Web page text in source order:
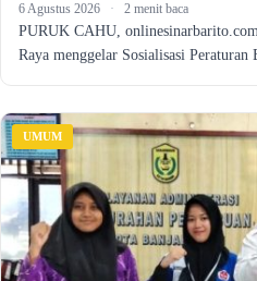
6 Agustus 2026 · 2 menit baca
PURUK CAHU,
Raya menggelar Sosialisasi
UMUM